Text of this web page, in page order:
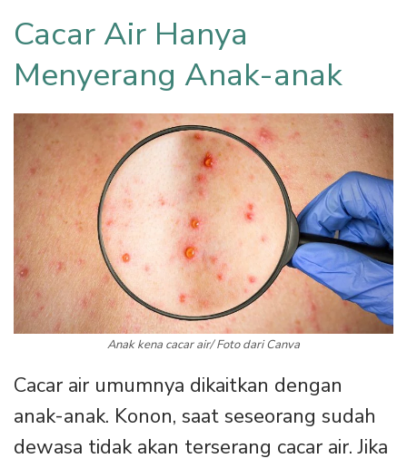
Cacar Air Hanya
Menyerang Anak-anak
Anak kena cacar air/ Foto dari Canva
Cacar air umumnya dikaitkan dengan
anak-anak. Konon, saat seseorang sudah
dewasa tidak akan terserang cacar air. Jika